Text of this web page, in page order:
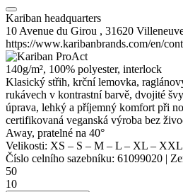
Kariban headquarters
10 Avenue du Girou , 31620
https://www.karibanbrands.com/en/
140g/m², 100% polyester, interlock
Klasický střih, krční lemovka,
rukávech v kontrastní barvě, dvojité
úprava, lehký a příjemný komfort při
certifikovaná veganská výroba bez
Away, pratelné na 40°
Velikosti: XS – S – M – L – XL – XXL
Číslo celního sazebníku: 61099020 |
50
10